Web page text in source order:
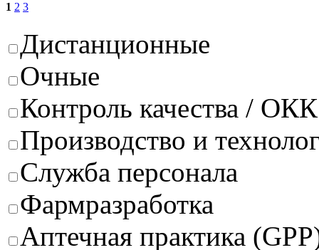
1 2 3
Дистанционные
Очные
Контроль качества / ОКК
Производство и
Служба персонала
Фармразработка
Аптечная практика